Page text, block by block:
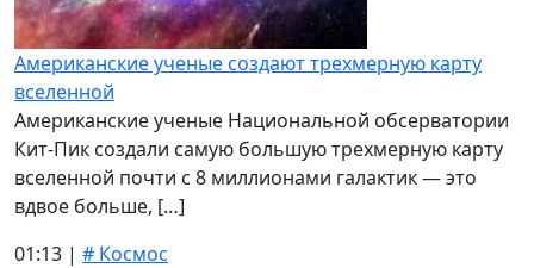
Американские ученые создают трехмерную карту
вселенной
Американские ученые Национальной обсерватории
Кит-Пик создали самую большую трехмерную карту
вселенной почти с 8 миллионами галактик — это
вдвое больше, […]
01:13 | # Космос